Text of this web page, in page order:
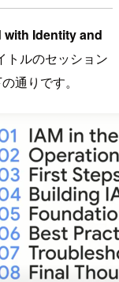
Identity and
トルのセッション
通りです。